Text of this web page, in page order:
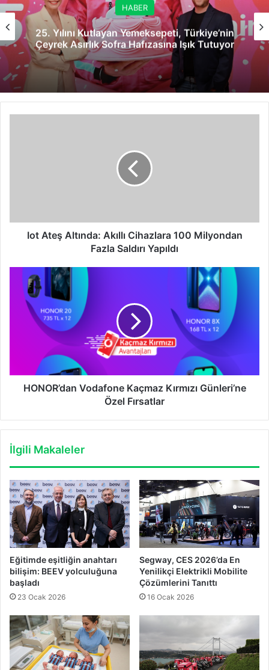
HABER
25. Yılını Kutlayan Yemeksepeti, Türkiye’nin
Çeyrek Asırlık Sofra Hafızasına Işık Tutuyor
Saldırı
YapıldıIot Ateş Altında: Akıllı Cihazlara 100 Milyondan
Fazla Saldırı Yapıldı
HONOR’dan
Vodafone
Kaçmaz
Kırmızı
Günleri’ne
HONOR’dan Vodafone Kaçmaz Kırmızı Günleri’ne
Özel Fırsatlar
İlgili Makaleler
Eğitimde eşitliğin anahtarı
bilişim: BEEV yolculuğuna
başladı
23 Ocak 2026
Segway, CES 2026’da En
Yenilikçi Elektrikli Mobilite
Çözümlerini Tanıttı
16 Ocak 2026